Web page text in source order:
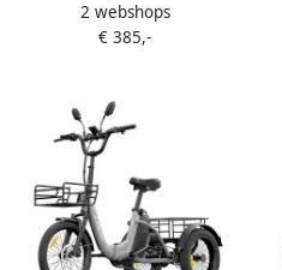
Dutch 28 Inch 57 cm Dames
3V Terugtraprem Matzwart
2 webshops
€ 385,-